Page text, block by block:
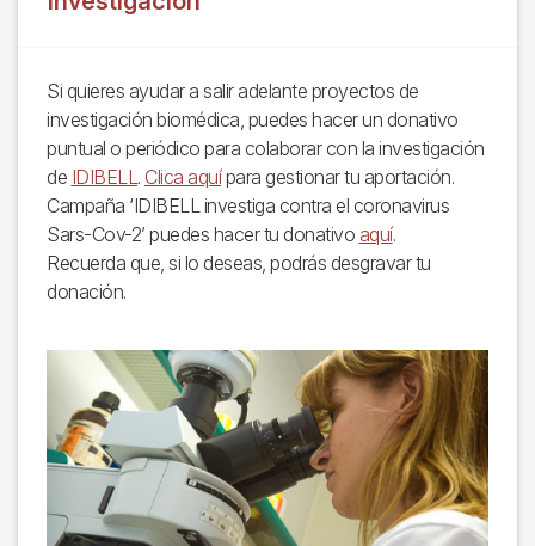
Si quieres ayudar a salir adelante proyectos de
investigación biomédica, puedes hacer un donativo
puntual o periódico para colaborar con la investigación
de IDIBELL . Clica aquípara gestionar tu aportación.
Campaña ‘IDIBELL investiga contra el coronavirus
Sars-Cov-2’ puedes hacer tu donativo aquí.
Recuerda que, si lo deseas, podrás desgravar tu
donación.